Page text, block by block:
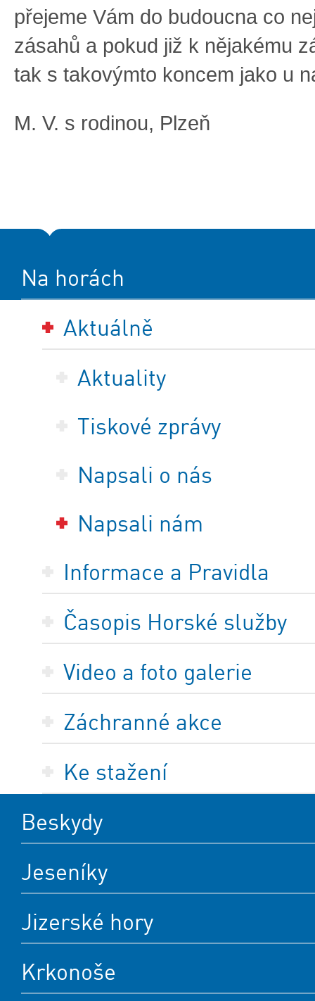
přejeme Vám do budoucna co
zásahů a pokud již k nějakému
tak s takovýmto koncem jako u
M. V. s rodinou, Plzeň
Na horách
Aktuálně
Aktuality
Tiskové zprávy
Napsali o nás
Napsali nám
Informace a Pravidla
Časopis Horské služby
Video a foto galerie
Záchranné akce
Ke stažení
Beskydy
Jeseníky
Jizerské hory
Krkonoše